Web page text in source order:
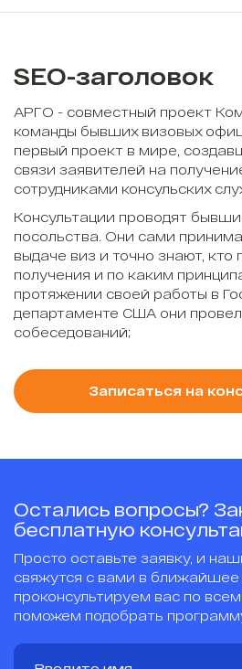
SEO-заголовок
АРГО - совместный проект
команды бывших визовых
первый проект в мире,
связи заявителей на
сотрудниками консульских
Консультации проводят
посольства. Они сами
выдаче виз и точно знают, кто
получения и по каким
протяжении своей работы в
департаменте США они
собеседований;
Записаться на
Остались вопросы?
бесплатную
Просто оставьте заявку, и
свяжутся с вами в
проконсультируем вас по
поможем подобрать